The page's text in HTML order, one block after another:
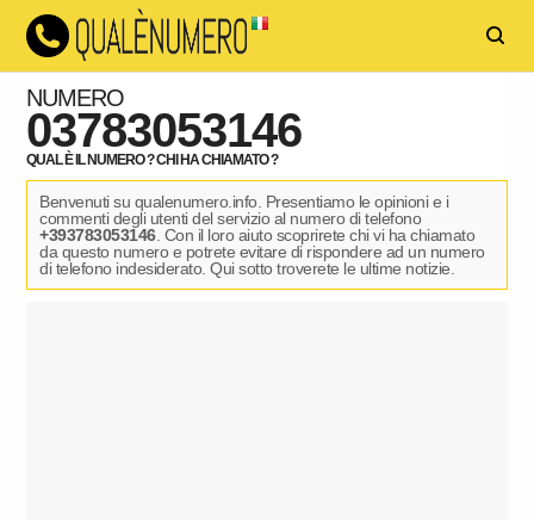
NUMERO
03783053146
QUAL È IL NUMERO ? CHI HA CHIAMATO ?
Benvenuti su qualenumero.info. Presentiamo le opinioni e i
commenti degli utenti del servizio al numero di telefono
+393783053146. Con il loro aiuto scoprirete chi vi ha chiamato
da questo numero e potrete evitare di rispondere ad un numero
di telefono indesiderato. Qui sotto troverete le ultime notizie.